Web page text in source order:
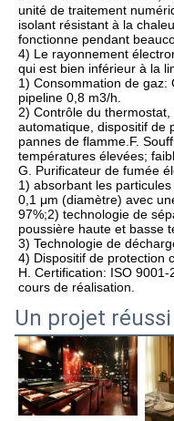
unité de traitement
isolant résistant à la
fonctionne pendant
4) Le rayonnement
qui est bien inférieur à la
1) Consommation de gaz:
pipeline 0,8 m3/h.
2) Contrôle du
automatique, dispositif de
pannes de flamme.F.
températures élevées;
G. Purificateur de fumée
1) absorbant les
0,1 μm (diamètre) avec
97%;2) technologie de
poussière haute et basse
3) Technologie de
4) Dispositif de protection
H. Certification: ISO
cours de réalisation.
Un projet réussi